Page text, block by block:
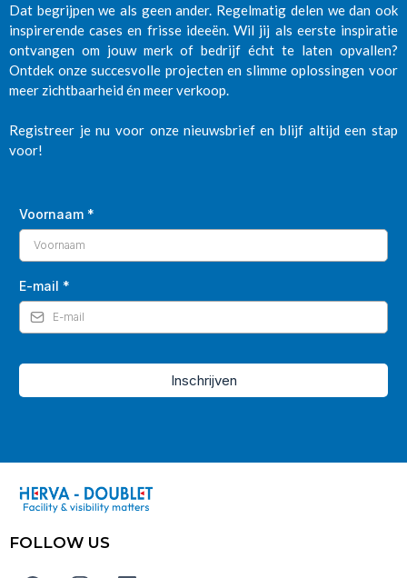
Dat begrijpen we als geen ander. Regelmatig delen we dan ook
inspirerende cases en frisse ideeën. Wil jij als eerste inspiratie
ontvangen om jouw merk of bedrijf écht te laten opvallen?
Ontdek onze succesvolle projecten en slimme oplossingen voor
meer zichtbaarheid én meer verkoop.
Registreer je nu voor onze nieuwsbrief en blijf altijd een stap
voor!
Voornaam *
E-mail *
Inschrijven
FOLLOW US